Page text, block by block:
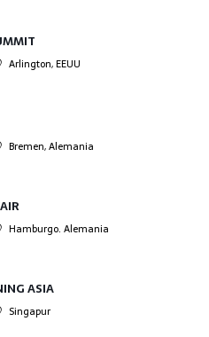
Arlington, EEUU
Bremen, Alemania
Hamburgo. Alemania
ASIA
Singapur